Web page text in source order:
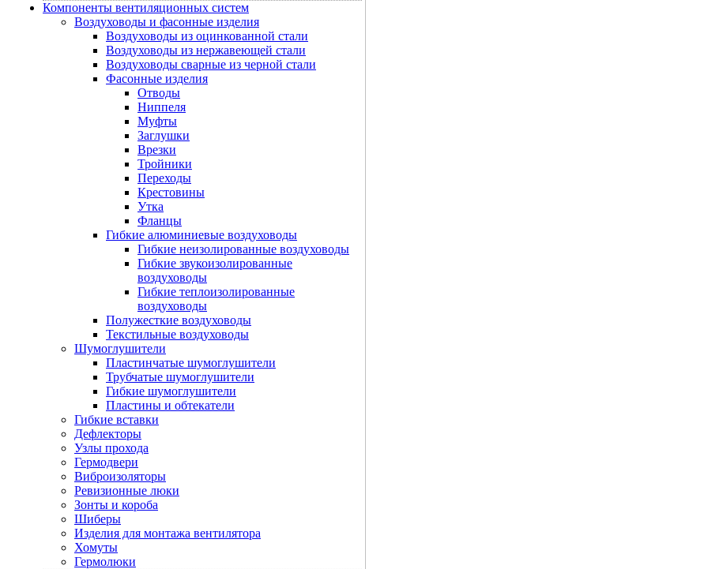
Компоненты вентиляционных систем
Воздуховоды и фасонные изделия
Воздуховоды из оцинкованной стали
Воздуховоды из нержавеющей стали
Воздуховоды сварные из черной стали
Фасонные изделия
Отводы
Ниппеля
Муфты
Заглушки
Врезки
Тройники
Переходы
Крестовины
Утка
Фланцы
Гибкие алюминиевые воздуховоды
Гибкие неизолированные воздуховоды
Гибкие звукоизолированные
воздуховоды
Гибкие теплоизолированные
воздуховоды
Полужесткие воздуховоды
Текстильные воздуховоды
Шумоглушители
Пластинчатые шумоглушители
Трубчатые шумоглушители
Гибкие шумоглушители
Пластины и обтекатели
Гибкие вставки
Дефлекторы
Узлы прохода
Гермодвери
Виброизоляторы
Ревизионные люки
Зонты и короба
Шиберы
Изделия для монтажа вентилятора
Хомуты
Гермолюки